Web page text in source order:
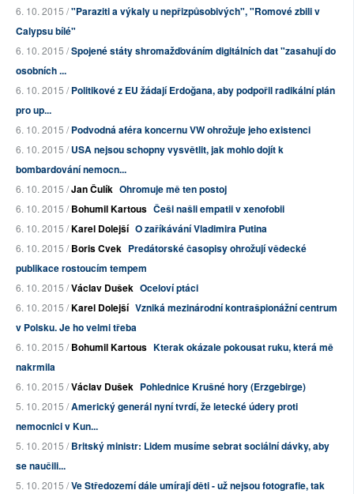
6. 10. 2015 /"Paraziti a výkaly u nepřizpůsobivých", "Romové zbili v
Calypsu bílé"
6. 10. 2015 /Spojené státy shromažďováním digitálních dat "zasahují do
osobních ...
6. 10. 2015 /Politikové z EU žádají Erdoğana, aby podpořil radikální plán
pro up...
6. 10. 2015 /Podvodná aféra koncernu VW ohrožuje jeho existenci
6. 10. 2015 /USA nejsou schopny vysvětlit, jak mohlo dojít k
bombardování nemocn...
6. 10. 2015 /Jan Čulík Ohromuje mě ten postoj
6. 10. 2015 /Bohumil Kartous Češi našli empatii v xenofobii
6. 10. 2015 /Karel Dolejší O zaříkávání Vladimira Putina
6. 10. 2015 /Boris Cvek Predátorské časopisy ohrožují vědecké
publikace rostoucím tempem
6. 10. 2015 /Václav Dušek Oceloví ptáci
6. 10. 2015 /Karel Dolejší Vzniká mezinárodní kontrašpionážní centrum
v Polsku. Je ho velmi třeba
6. 10. 2015 /Bohumil Kartous Kterak okázale pokousat ruku, která mě
nakrmila
6. 10. 2015 /Václav Dušek Pohlednice Krušné hory (Erzgebirge)
5. 10. 2015 /Americký generál nyní tvrdí, že letecké údery proti
nemocnici v Kun...
5. 10. 2015 /Britský ministr: Lidem musíme sebrat sociální dávky, aby
se naučili...
5. 10. 2015 /Ve Středozemí dále umírají děti - už nejsou fotografie, tak